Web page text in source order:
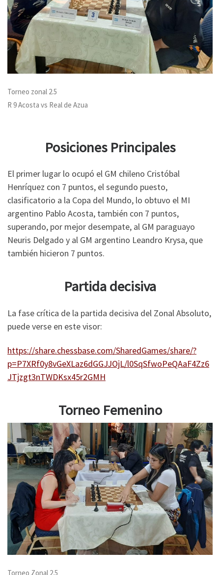
Torneo zonal 2.5
R 9 Acosta vs Real de Azua
Posiciones Principales
El primer lugar lo ocupó el GM chileno Cristóbal
Henríquez con 7 puntos, el segundo puesto,
clasificatorio a la Copa del Mundo, lo obtuvo el MI
argentino Pablo Acosta, también con 7 puntos,
superando, por mejor desempate, al GM paraguayo
Neuris Delgado y al GM argentino Leandro Krysa, que
también hicieron 7 puntos.
Partida decisiva
La fase crítica de la partida decisiva del Zonal Absoluto,
puede verse en este visor:
https://share.chessbase.com/SharedGames/share/?
p=P7XRf0y8vGeXLaz6dGGJJOjL/l0SqSfwoPeQAaF4Zz6
JTjzgt3nTWDKsx45r2GMH
Torneo Femenino
Torneo Zonal 2.5